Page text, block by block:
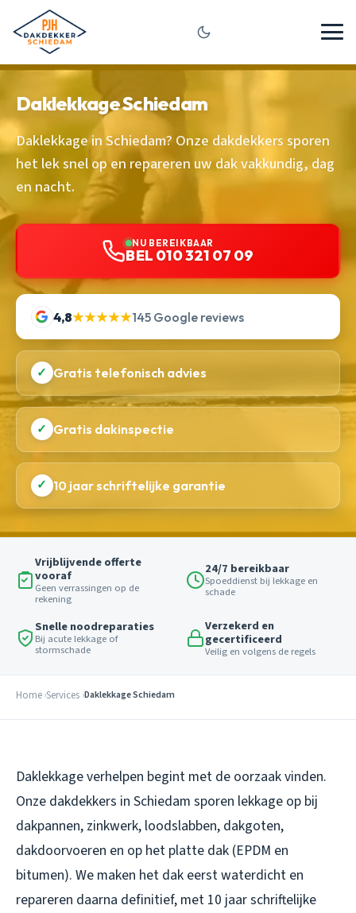
Daklekkage Schiedam
Daklekkage in Schiedam? Onze dakdekkers sporen
het lek snel op en repareren uw dak vakkundig, dag
en nacht.
NU BEREIKBAAR
BEL 010 321 07 09
4,8★★★★★145 Google reviews
✓ Gratis telefonisch advies
✓ Gratis dakinspectie
✓ 10 jaar schriftelijke garantie
Vrijblijvende offerte
vooraf
Geen verrassingen op de
rekening
24/7 bereikbaar
Spoeddienst bij lekkage en
schade
Snelle noodreparaties
Bij acute lekkage of
stormschade
Verzekerd en
gecertificeerd
Veilig en volgens de regels
Home Services Daklekkage Schiedam
Daklekkage verhelpen begint met de oorzaak vinden.
Onze dakdekkers in Schiedam sporen lekkage op bij
dakpannen, zinkwerk, loodslabben, dakgoten,
dakdoorvoeren en op het platte dak (EPDM en
bitumen). We maken het dak eerst waterdicht en
repareren daarna definitief, met 10 jaar schriftelijke